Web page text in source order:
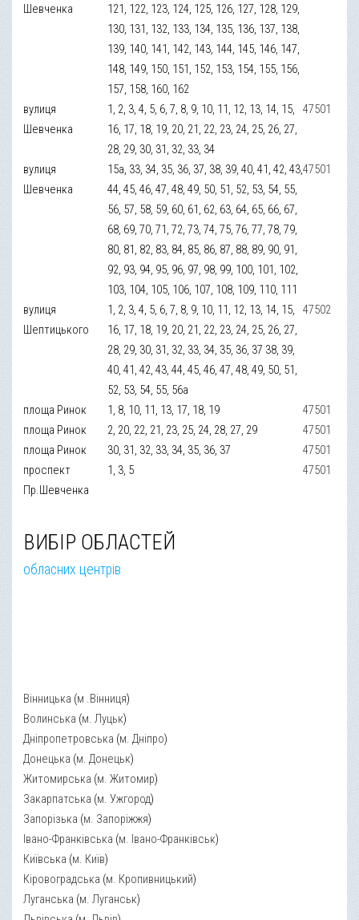
Шевченка
121, 122, 123, 124, 125, 126, 127, 128, 129,
130, 131, 132, 133, 134, 135, 136, 137, 138,
139, 140, 141, 142, 143, 144, 145, 146, 147,
148, 149, 150, 151, 152, 153, 154, 155, 156,
157, 158, 160, 162
вулиця
Шевченка
1, 2, 3, 4, 5, 6, 7, 8, 9, 10, 11, 12, 13, 14, 15,
16, 17, 18, 19, 20, 21, 22, 23, 24, 25, 26, 27,
28, 29, 30, 31, 32, 33, 34
47501
вулиця
Шевченка
15а, 33, 34, 35, 36, 37, 38, 39, 40, 41, 42, 43,
44, 45, 46, 47, 48, 49, 50, 51, 52, 53, 54, 55,
56, 57, 58, 59, 60, 61, 62, 63, 64, 65, 66, 67,
68, 69, 70, 71, 72, 73, 74, 75, 76, 77, 78, 79,
80, 81, 82, 83, 84, 85, 86, 87, 88, 89, 90, 91,
92, 93, 94, 95, 96, 97, 98, 99, 100, 101, 102,
103, 104, 105, 106, 107, 108, 109, 110, 111
47501
вулиця
Шептицького
1, 2, 3, 4, 5, 6, 7, 8, 9, 10, 11, 12, 13, 14, 15,
16, 17, 18, 19, 20, 21, 22, 23, 24, 25, 26, 27,
28, 29, 30, 31, 32, 33, 34, 35, 36, 37 38, 39,
40, 41, 42, 43, 44, 45, 46, 47, 48, 49, 50, 51,
52, 53, 54, 55, 56а
47502
площа Ринок 1, 8, 10, 11, 13, 17, 18, 19
47501
площа Ринок
2, 20, 22, 21, 23, 25, 24, 28, 27, 29
47501
площа Ринок
30, 31, 32, 33, 34, 35, 36, 37
47501
проспект
Пр.Шевченка
1, 3, 5 47501
ВИБІР ОБЛАСТЕЙ
обласних центрів
Вінницька (м .Вінниця)
Волинська (м. Луцьк)
Дніпропетровська (м. Дніпро)
Донецька (м. Донецьк)
Житомирська (м. Житомир)
Закарпатська (м. Ужгород)
Запорізька (м. Запоріжжя)
Івано-Франківська (м. Івано-Франківськ)
Київська (м. Київ)
Кіровоградська (м. Кропивницький)
Луганська (м. Луганськ)